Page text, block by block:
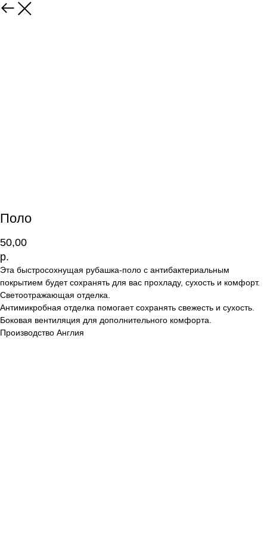
Поло
50,00
р.
Эта быстросохнущая рубашка-поло с антибактериальным
покрытием будет сохранять для вас прохладу, сухость и комфорт.
Светоотражающая отделка.
Антимикробная отделка помогает сохранять свежесть и сухость.
Боковая вентиляция для дополнительного комфорта.
Производство Англия